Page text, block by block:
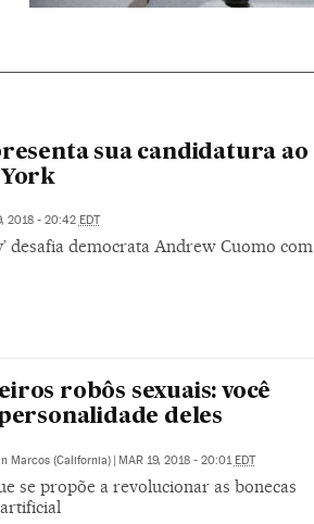
sua candidatura ao
York
2018 - 20:42 EDT
desafia democrata Andrew Cuomo com
robôs sexuais: você
deles
Marcos (California) | MAR 19, 2018 - 20:01EDT
se propõe a revolucionar as bonecas